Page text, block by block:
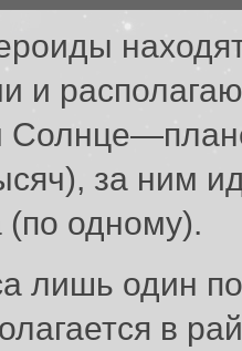
и
за ним
одному).
лишь один
в